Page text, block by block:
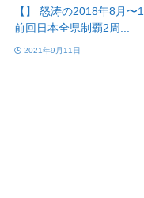
【】 怒涛の2018年8月
前回日本全県制覇2周...
2021年9月11日